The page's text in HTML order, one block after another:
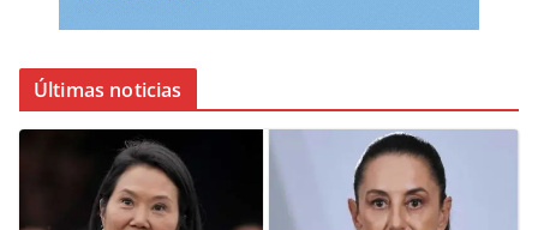
Últimas noticias